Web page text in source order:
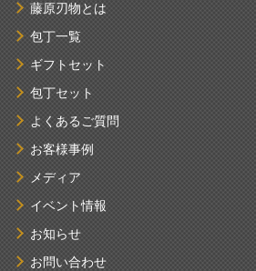
藤原刃物とは
包丁一覧
ギフトセット
包丁セット
よくあるご質問
お客様事例
メディア
イベント情報
お知らせ
お問い合わせ